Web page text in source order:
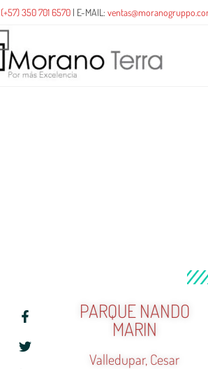
(+57) 350 701 6570 | E-MAIL:
PARQUE NANDO
MARIN
Valledupar, Cesar